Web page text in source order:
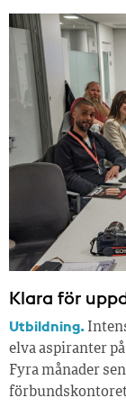
Klara för
Utbildning.
elva aspiranter
Fyra månader